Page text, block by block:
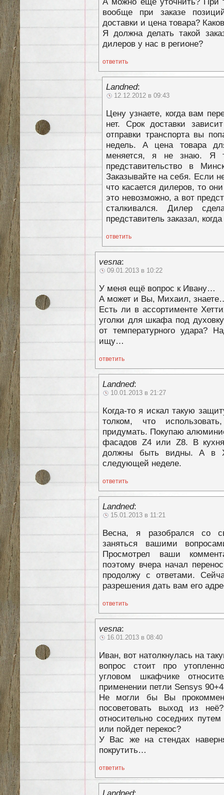
вообще при заказе
доставки и цена товара?
Я должна делать такой
дилеров у нас в регионе?
ответить
Landned:
12.12.2012 в 09:43
Цену узнаете, когда вам
нет. Срок доставки
отправки транспорта вы
недель. А цена товара
меняется, я не знаю. Я
представительство в
Заказывайте на себя. Если
что касается дилеров, то
это невозможно, а вот
сталкивался. Дилер
представитель заказал,
ответить
vesna:
09.01.2013 в 10:22
У меня ещё вопрос к Ивану…
А может и Вы, Михаил,
Есть ли в ассортименте
уголки для шкафа под
от температурного удара?
ищу…
ответить
Landned:
10.01.2013 в 21:27
Когда-то я искал такую
толком, что
придумать. Покупаю
фасадов Z4 или Z8. В
должны быть видны. А в
следующей неделе.
ответить
Landned:
15.01.2013 в 11:21
Весна, я разобрался со
заняться вашими
Просмотрел ваши
поэтому вчера начал
продолжу с ответами.
разрешения дать вам его
ответить
vesna:
16.01.2013 в 08:40
Иван, вот натолкнулась на
вопрос стоит про
угловом шкафчике
применении петли Sensys
Не могли бы Вы
посоветовать выход из
относительно соседних
или пойдет перекос?
У Вас же на стендах
покрутить…
ответить
Landned: